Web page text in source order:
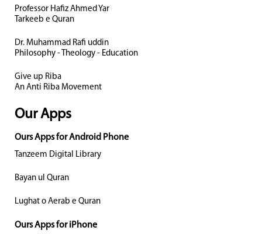
Professor Hafiz Ahmed Yar
Tarkeeb e Quran
Dr. Muhammad Rafi uddin
Philosophy - Theology - Education
Give up Riba
An Anti Riba Movement
Our Apps
Ours Apps for Android Phone
Tanzeem Digital Library
Bayan ul Quran
Lughat o Aerab e Quran
Ours Apps for iPhone